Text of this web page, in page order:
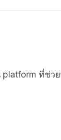
platform ที่ช่ว